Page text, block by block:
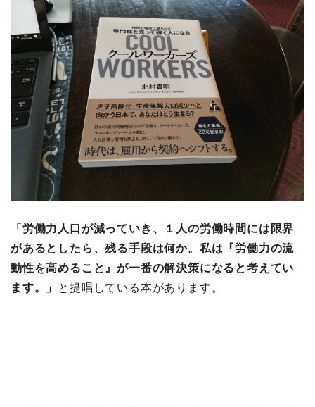
「労働力人口が減っていき、１人の労働時間には限界
があるとしたら、残る手段は何か。私は『労働力の流
動性を高めること』が一番の解決策になると考えてい
ます。」
と提唱している本があります。